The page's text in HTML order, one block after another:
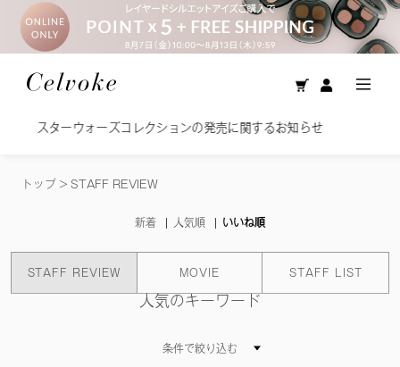
ーズコレクションの発売に関するお知らせ
トップ > STAFF REVIEW
新着 人気順 いいね順
STAFF REVIEW MOVIE STAFF LIST
人気のキーワード
条件で絞り込む